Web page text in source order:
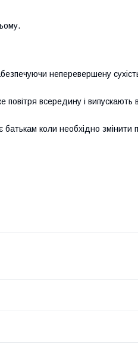
неперевершену
всередину і випускають
коли необхідно змінити